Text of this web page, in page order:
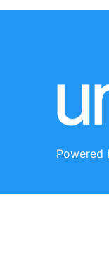
Powered